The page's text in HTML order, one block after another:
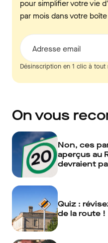
pour simplifier votre vie
par mois dans votre
Adresse email
Désinscription en 1 clic à tout
On vous
Non, ces
aperçus au
devraient
Quiz :
de la route !